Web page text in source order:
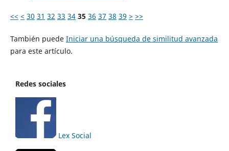
<< < 30 31 32 33 34 35 36 37 38 39 > >>
También puede Iniciar una búsqueda de similitud avanzada
para este artículo.
Redes sociales
Lex Social